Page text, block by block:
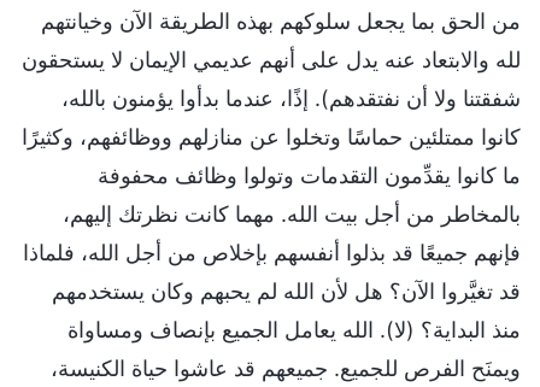
من الحق بما يجعل سلوكهم بهذه الطريقة الآن وخيانتهم
لله والابتعاد عنه يدل على أنهم عديمي الإيمان لا يستحقون
شفقتنا ولا أن نفتقدهم). إذًا، عندما بدأوا يؤمنون بالله،
كانوا ممتلئين حماسًا وتخلوا عن منازلهم ووظائفهم، وكثيرًا
ما كانوا يقدِّمون التقدمات وتولوا وظائف محفوفة
بالمخاطر من أجل بيت الله. مهما كانت نظرتك إليهم،
فإنهم جميعًا قد بذلوا أنفسهم بإخلاص من أجل الله، فلماذا
قد تغيَّروا الآن؟ هل لأن الله لم يحبهم وكان يستخدمهم
منذ البداية؟ (لا). الله يعامل الجميع بإنصاف ومساواة
ويمنَح الفرص للجميع. جميعهم قد عاشوا حياة الكنيسة،